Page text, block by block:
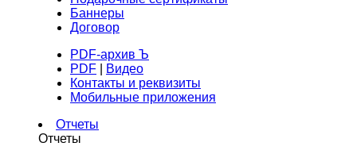
Баннеры
Договор
PDF-архив Ъ
PDF
Видео
Контакты и реквизиты
Мобильные приложения
Отчеты
Отчеты